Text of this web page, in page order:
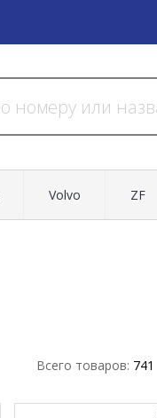
Volvo ZF
Всего товаров: 741